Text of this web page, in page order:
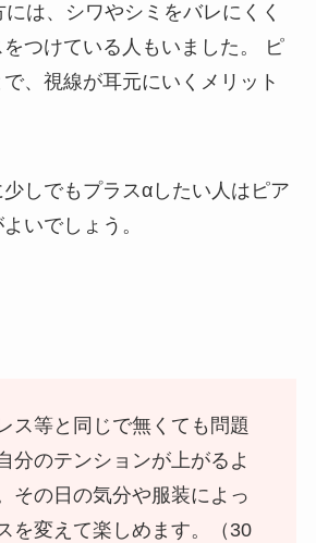
は、シワやシミをバレにくく
つけている人もいました。 ピ
、視線が耳元にいくメリット
しでもプラスαしたい人はピア
いでしょう。
ス等と同じで無くても問題
分のテンションが上がるよ
その日の気分や服装によっ
を変えて楽しめます。（30